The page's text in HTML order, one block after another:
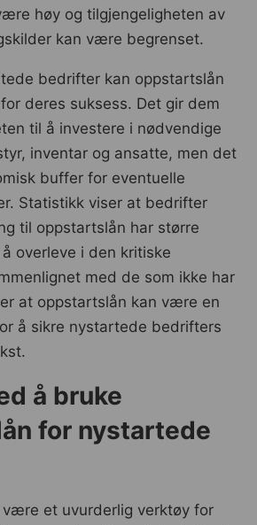
høy og tilgjengeligheten av
kan være begrenset.
bedrifter kan oppstartslån
deres suksess. Det gir dem
til å investere i nødvendige
inventar og ansatte, men det
buffer for eventuelle
Statistikk viser at bedrifter
til oppstartslån har større
overleve i den kritiske
med de som ikke har
at oppstartslån kan være en
å sikre nystartede bedrifters
å bruke
for nystartede
et uvurderlig verktøy for